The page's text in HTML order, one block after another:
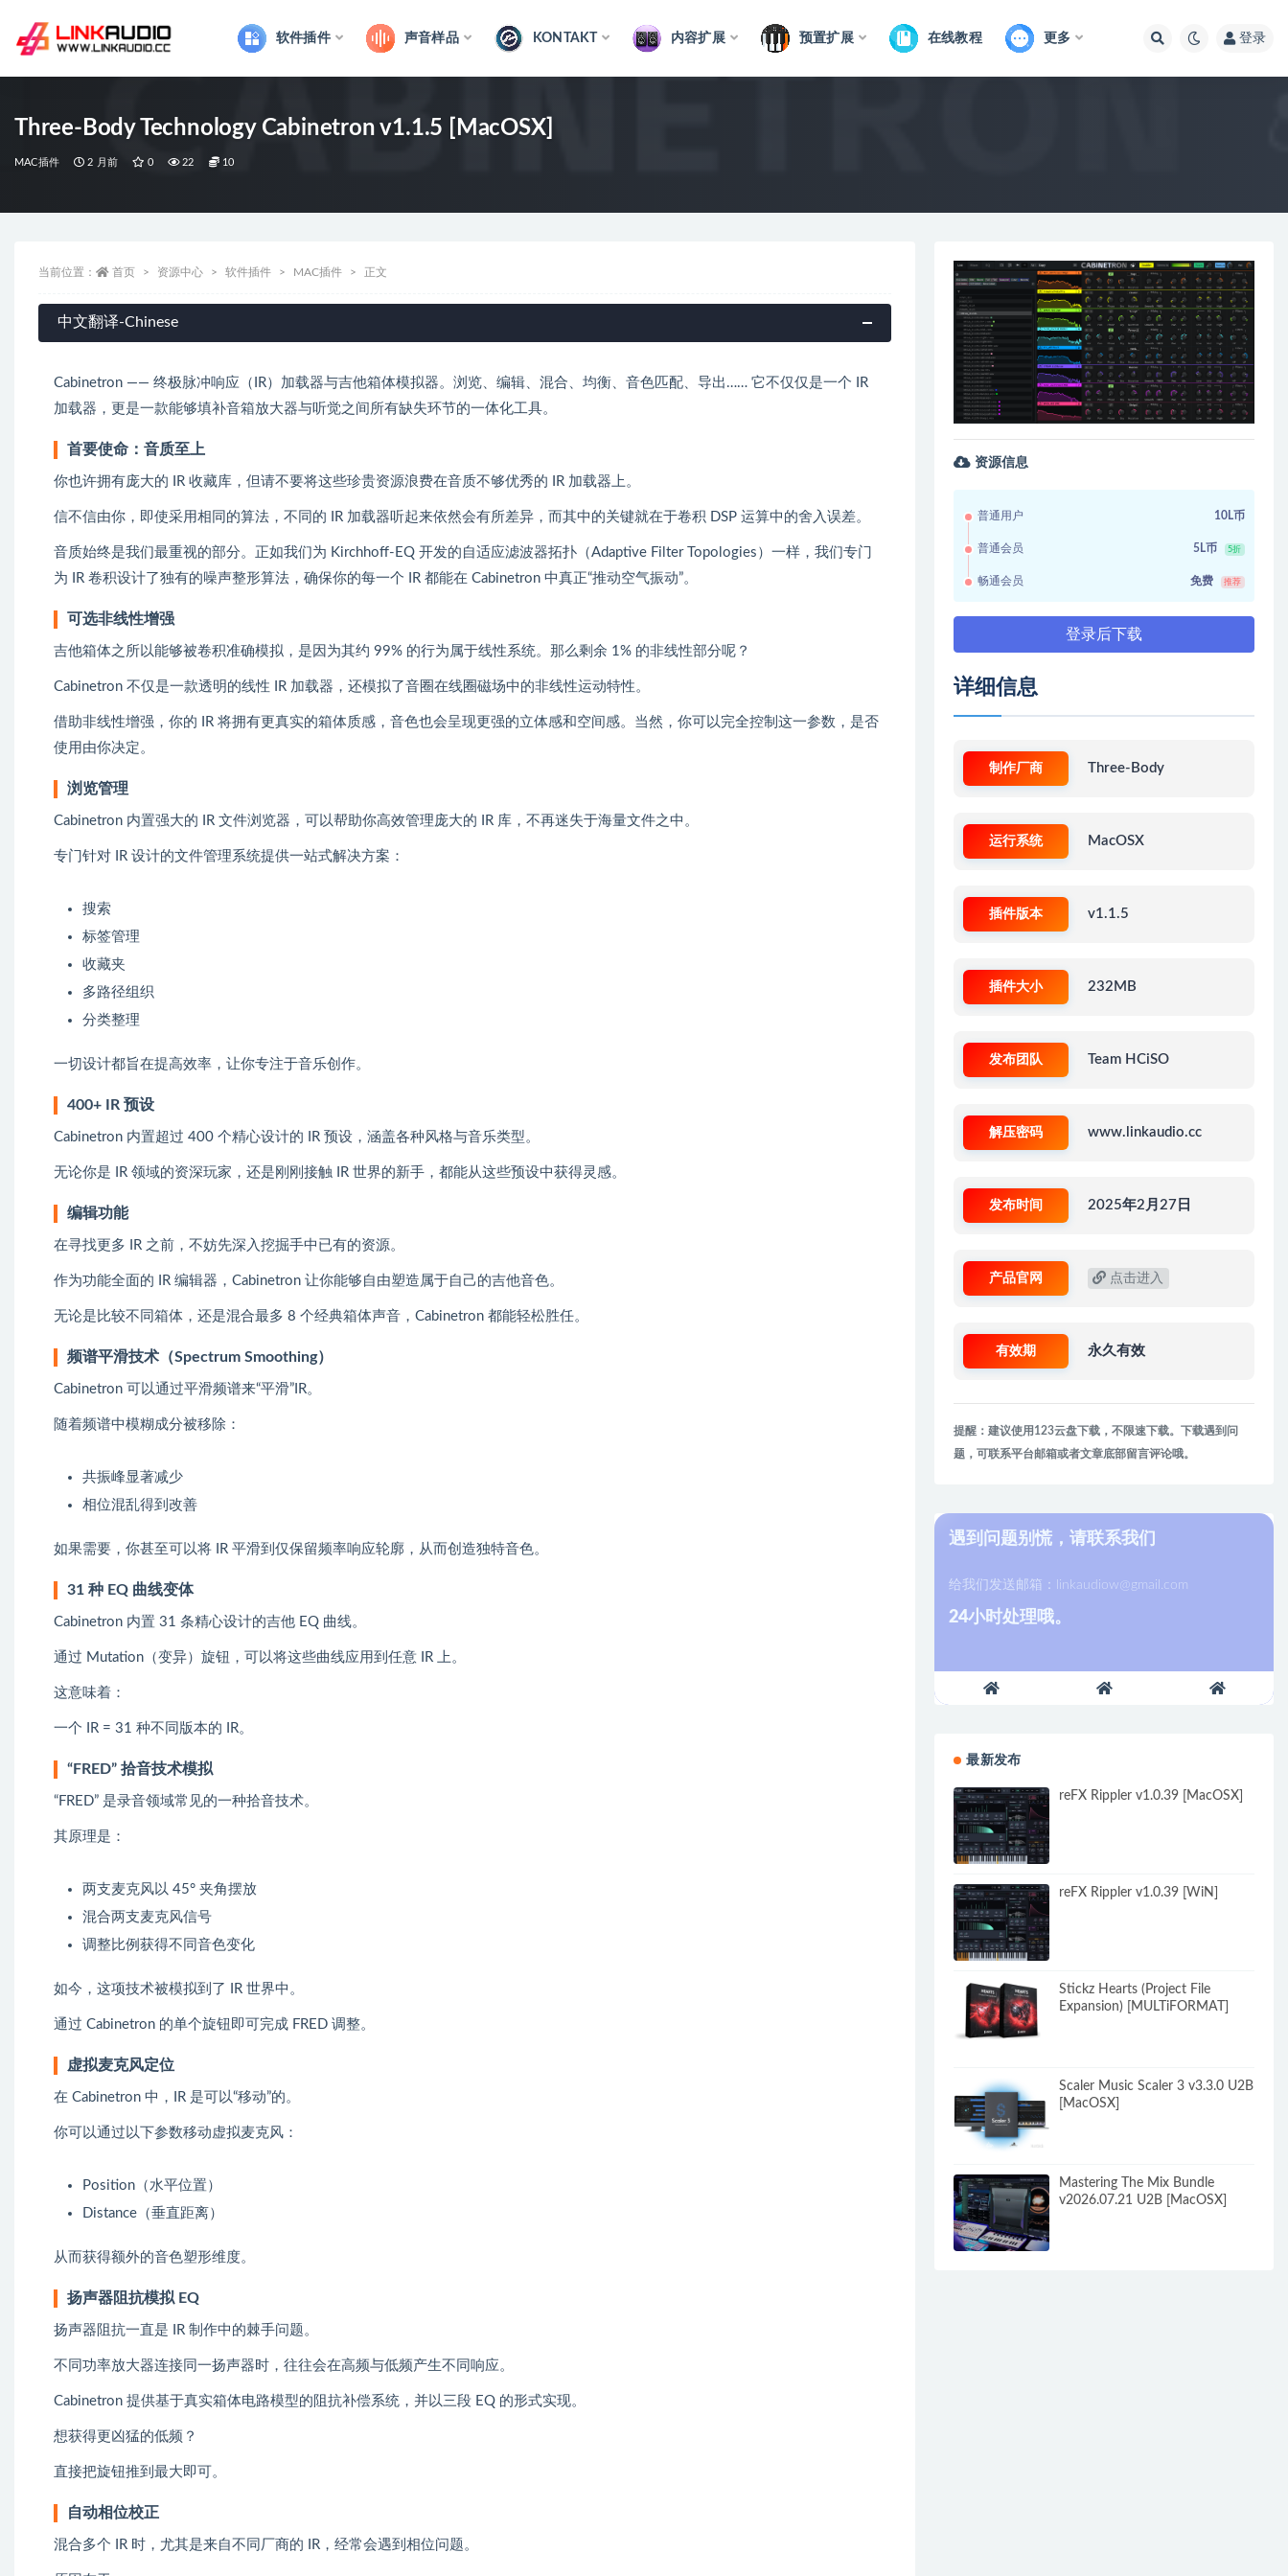
软件插件 声音样品 KONTAKT 内容扩展 预置扩展 在线教程 更多 登录
Three-Body Technology Cabinetron v1.1.5 [MacOSX]
MAC插件 2 月前 0 22 10
当前位置： 首页 资源中心 软件插件 MAC插件 正文
中文翻译-Chinese
Cabinetron —— 终极脉冲响应（IR）加载器与吉他箱体模拟器。浏览、编辑、混合、均衡、音色匹配、导出…… 它不仅仅是一个 IR
加载器，更是一款能够填补音箱放大器与听觉之间所有缺失环节的一体化工具。
首要使命：音质至上
你也许拥有庞大的 IR 收藏库，但请不要将这些珍贵资源浪费在音质不够优秀的 IR 加载器上。
信不信由你，即使采用相同的算法，不同的 IR 加载器听起来依然会有所差异，而其中的关键就在于卷积 DSP 运算中的舍入误差。
音质始终是我们最重视的部分。正如我们为 Kirchhoff-EQ 开发的自适应滤波器拓扑（Adaptive Filter Topologies）一样，我们专门
为 IR 卷积设计了独有的噪声整形算法，确保你的每一个 IR 都能在 Cabinetron 中真正“推动空气振动”。
可选非线性增强
吉他箱体之所以能够被卷积准确模拟，是因为其约 99% 的行为属于线性系统。那么剩余 1% 的非线性部分呢？
Cabinetron 不仅是一款透明的线性 IR 加载器，还模拟了音圈在线圈磁场中的非线性运动特性。
借助非线性增强，你的 IR 将拥有更真实的箱体质感，音色也会呈现更强的立体感和空间感。当然，你可以完全控制这一参数，是否
使用由你决定。
浏览管理
Cabinetron 内置强大的 IR 文件浏览器，可以帮助你高效管理庞大的 IR 库，不再迷失于海量文件之中。
专门针对 IR 设计的文件管理系统提供一站式解决方案：
搜索
标签管理
收藏夹
多路径组织
分类整理
一切设计都旨在提高效率，让你专注于音乐创作。
400+ IR 预设
Cabinetron 内置超过 400 个精心设计的 IR 预设，涵盖各种风格与音乐类型。
无论你是 IR 领域的资深玩家，还是刚刚接触 IR 世界的新手，都能从这些预设中获得灵感。
编辑功能
在寻找更多 IR 之前，不妨先深入挖掘手中已有的资源。
作为功能全面的 IR 编辑器，Cabinetron 让你能够自由塑造属于自己的吉他音色。
无论是比较不同箱体，还是混合最多 8 个经典箱体声音，Cabinetron 都能轻松胜任。
频谱平滑技术（Spectrum Smoothing）
Cabinetron 可以通过平滑频谱来“平滑”IR。
随着频谱中模糊成分被移除：
共振峰显著减少
相位混乱得到改善
如果需要，你甚至可以将 IR 平滑到仅保留频率响应轮廓，从而创造独特音色。
31 种 EQ 曲线变体
Cabinetron 内置 31 条精心设计的吉他 EQ 曲线。
通过 Mutation（变异）旋钮，可以将这些曲线应用到任意 IR 上。
这意味着：
一个 IR = 31 种不同版本的 IR。
“FRED” 拾音技术模拟
“FRED” 是录音领域常见的一种拾音技术。
其原理是：
两支麦克风以 45° 夹角摆放
混合两支麦克风信号
调整比例获得不同音色变化
如今，这项技术被模拟到了 IR 世界中。
通过 Cabinetron 的单个旋钮即可完成 FRED 调整。
虚拟麦克风定位
在 Cabinetron 中，IR 是可以“移动”的。
你可以通过以下参数移动虚拟麦克风：
Position（水平位置）
Distance（垂直距离）
从而获得额外的音色塑形维度。
扬声器阻抗模拟 EQ
扬声器阻抗一直是 IR 制作中的棘手问题。
不同功率放大器连接同一扬声器时，往往会在高频与低频产生不同响应。
Cabinetron 提供基于真实箱体电路模型的阻抗补偿系统，并以三段 EQ 的形式实现。
想获得更凶猛的低频？
直接把旋钮推到最大即可。
自动相位校正
混合多个 IR 时，尤其是来自不同厂商的 IR，经常会遇到相位问题。
资源信息
普通用户 10L币
普通会员 5L币 5折
畅通会员 免费 推荐
登录后下载
详细信息
制作厂商 Three-Body
运行系统 MacOSX
插件版本 v1.1.5
插件大小 232MB
发布团队 Team HCiSO
解压密码 www.linkaudio.cc
发布时间 2025年2月27日
产品官网 点击进入
有效期 永久有效
提醒：建议使用123云盘下载，不限速下载。下载遇到问
题，可联系平台邮箱或者文章底部留言评论哦。
遇到问题别慌，请联系我们
给我们发送邮箱： linkaudiow@gmail.com
24小时处理哦。
最新发布
reFX Rippler v1.0.39 [MacOSX]
reFX Rippler v1.0.39 [WiN]
Stickz Hearts (Project File
Expansion) [MULTiFORMAT]
Scaler Music Scaler 3 v3.3.0 U2B
[MacOSX]
Mastering The Mix Bundle
v2026.07.21 U2B [MacOSX]
全部